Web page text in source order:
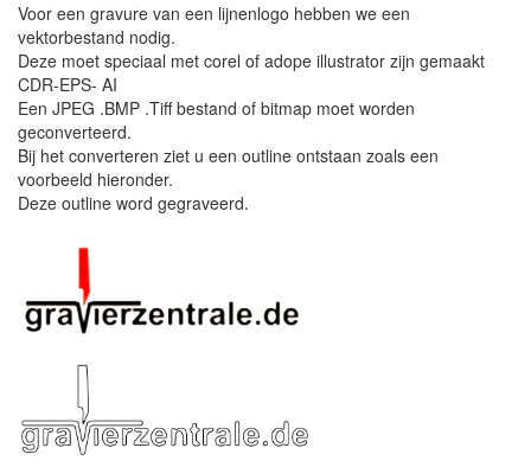
Voor een gravure van een lijnenlogo hebben we een
vektorbestand nodig.
Deze moet speciaal met corel of adope illustrator zijn gemaakt
CDR-EPS- AI
Een JPEG .BMP .Tiff bestand of bitmap moet worden
geconverteerd.
Bij het converteren ziet u een outline ontstaan zoals een
voorbeeld hieronder.
Deze outline word gegraveerd.